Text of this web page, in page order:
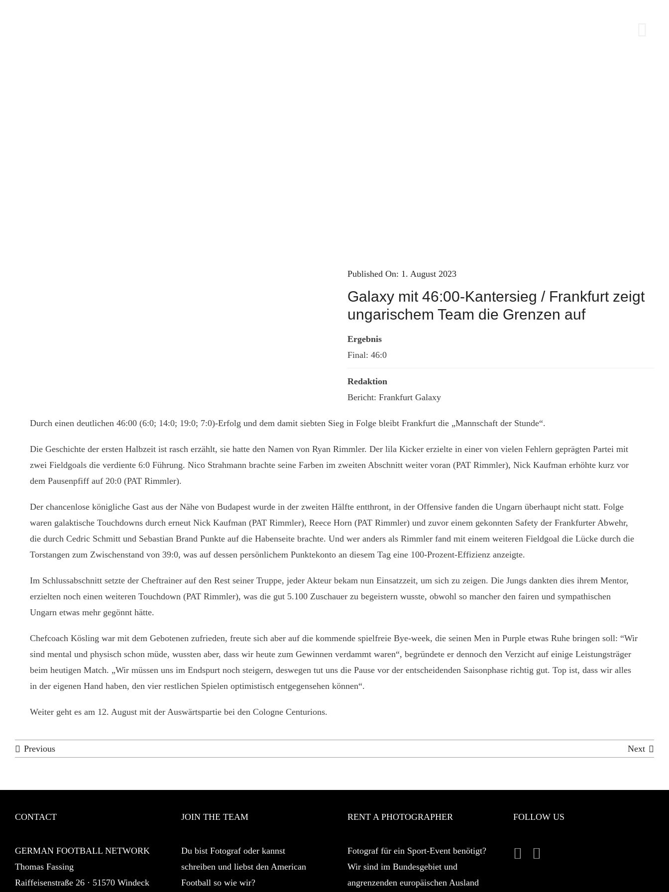
Published On: 1. August 2023
Galaxy mit 46:00-Kantersieg / Frankfurt zeigt
ungarischem Team die Grenzen auf
Ergebnis
Final: 46:0
Redaktion
Bericht: Frankfurt Galaxy
Durch einen deutlichen 46:00 (6:0; 14:0; 19:0; 7:0)-Erfolg und dem damit siebten Sieg in Folge bleibt Frankfurt die „Mannschaft der Stunde“.
Die Geschichte der ersten Halbzeit ist rasch erzählt, sie hatte den Namen von Ryan Rimmler. Der lila Kicker erzielte in einer von vielen Fehlern geprägten Partei mit
zwei Fieldgoals die verdiente 6:0 Führung. Nico Strahmann brachte seine Farben im zweiten Abschnitt weiter voran (PAT Rimmler), Nick Kaufman erhöhte kurz vor
dem Pausenpfiff auf 20:0 (PAT Rimmler).
Der chancenlose königliche Gast aus der Nähe von Budapest wurde in der zweiten Hälfte entthront, in der Offensive fanden die Ungarn überhaupt nicht statt. Folge
waren galaktische Touchdowns durch erneut Nick Kaufman (PAT Rimmler), Reece Horn (PAT Rimmler) und zuvor einem gekonnten Safety der Frankfurter Abwehr,
die durch Cedric Schmitt und Sebastian Brand Punkte auf die Habenseite brachte. Und wer anders als Rimmler fand mit einem weiteren Fieldgoal die Lücke durch die
Torstangen zum Zwischenstand von 39:0, was auf dessen persönlichem Punktekonto an diesem Tag eine 100-Prozent-Effizienz anzeigte.
Im Schlussabschnitt setzte der Cheftrainer auf den Rest seiner Truppe, jeder Akteur bekam nun Einsatzzeit, um sich zu zeigen. Die Jungs dankten dies ihrem Mentor,
erzielten noch einen weiteren Touchdown (PAT Rimmler), was die gut 5.100 Zuschauer zu begeistern wusste, obwohl so mancher den fairen und sympathischen
Ungarn etwas mehr gegönnt hätte.
Chefcoach Kösling war mit dem Gebotenen zufrieden, freute sich aber auf die kommende spielfreie Bye-week, die seinen Men in Purple etwas Ruhe bringen soll: “Wir
sind mental und physisch schon müde, wussten aber, dass wir heute zum Gewinnen verdammt waren“, begründete er dennoch den Verzicht auf einige Leistungsträger
beim heutigen Match. „Wir müssen uns im Endspurt noch steigern, deswegen tut uns die Pause vor der entscheidenden Saisonphase richtig gut. Top ist, dass wir alles
in der eigenen Hand haben, den vier restlichen Spielen optimistisch entgegensehen können“.
Weiter geht es am 12. August mit der Auswärtspartie bei den Cologne Centurions.
Previous Next
CONTACT
GERMAN FOOTBALL NETWORK
Thomas Fassing
Raiffeisenstraße 26 · 51570 Windeck
JOIN THE TEAM
Du bist Fotograf oder kannst
schreiben und liebst den American
Football so wie wir?
RENT A PHOTOGRAPHER
Fotograf für ein Sport-Event benötigt?
Wir sind im Bundesgebiet und
angrenzenden europäischen Ausland
FOLLOW US